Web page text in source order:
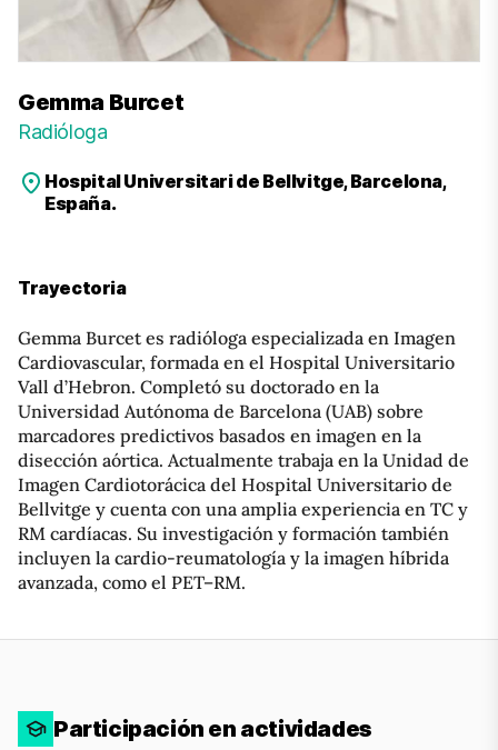
Gemma Burcet
Radióloga
Hospital Universitari de Bellvitge, Barcelona,
España.
Trayectoria
Gemma Burcet es radióloga especializada en Imagen
Cardiovascular, formada en el Hospital Universitario
Vall d’Hebron. Completó su doctorado en la
Universidad Autónoma de Barcelona (UAB) sobre
marcadores predictivos basados en imagen en la
disección aórtica. Actualmente trabaja en la Unidad de
Imagen Cardiotorácica del Hospital Universitario de
Bellvitge y cuenta con una amplia experiencia en TC y
RM cardíacas. Su investigación y formación también
incluyen la cardio-reumatología y la imagen híbrida
avanzada, como el PET–RM.
Participación en actividades